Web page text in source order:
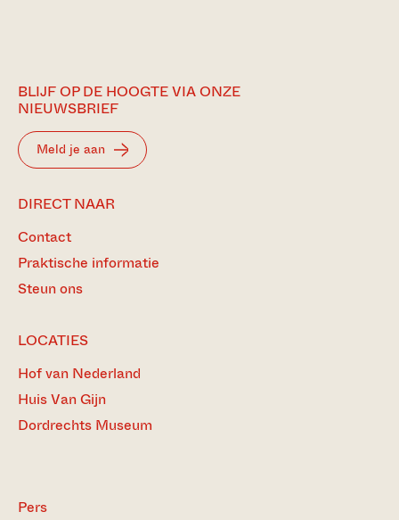
BLIJF OP DE HOOGTE VIA ONZE
NIEUWSBRIEF
Meld je aan
DIRECT NAAR
Contact
Praktische informatie
Steun ons
LOCATIES
Hof van Nederland
Huis Van Gijn
Dordrechts Museum
Pers